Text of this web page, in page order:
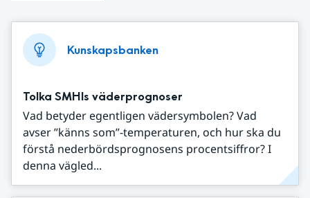
Kunskapsbanken
Tolka SMHIs väderprognoser
Vad betyder egentligen vädersymbolen? Vad
avser ”känns som”-temperaturen, och hur ska du
förstå nederbördsprognosens procentsiffror? I
denna vägled...